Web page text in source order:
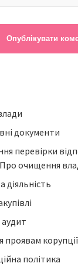
документи
перевірки
очищення
діяльність
проявам корупції
політика